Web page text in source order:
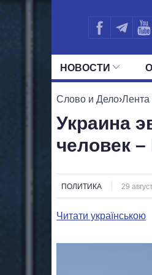
НОВОСТИ
Слово и Дело›Лента
Украина
человек
ПОЛИТИКА 29
Читати українською